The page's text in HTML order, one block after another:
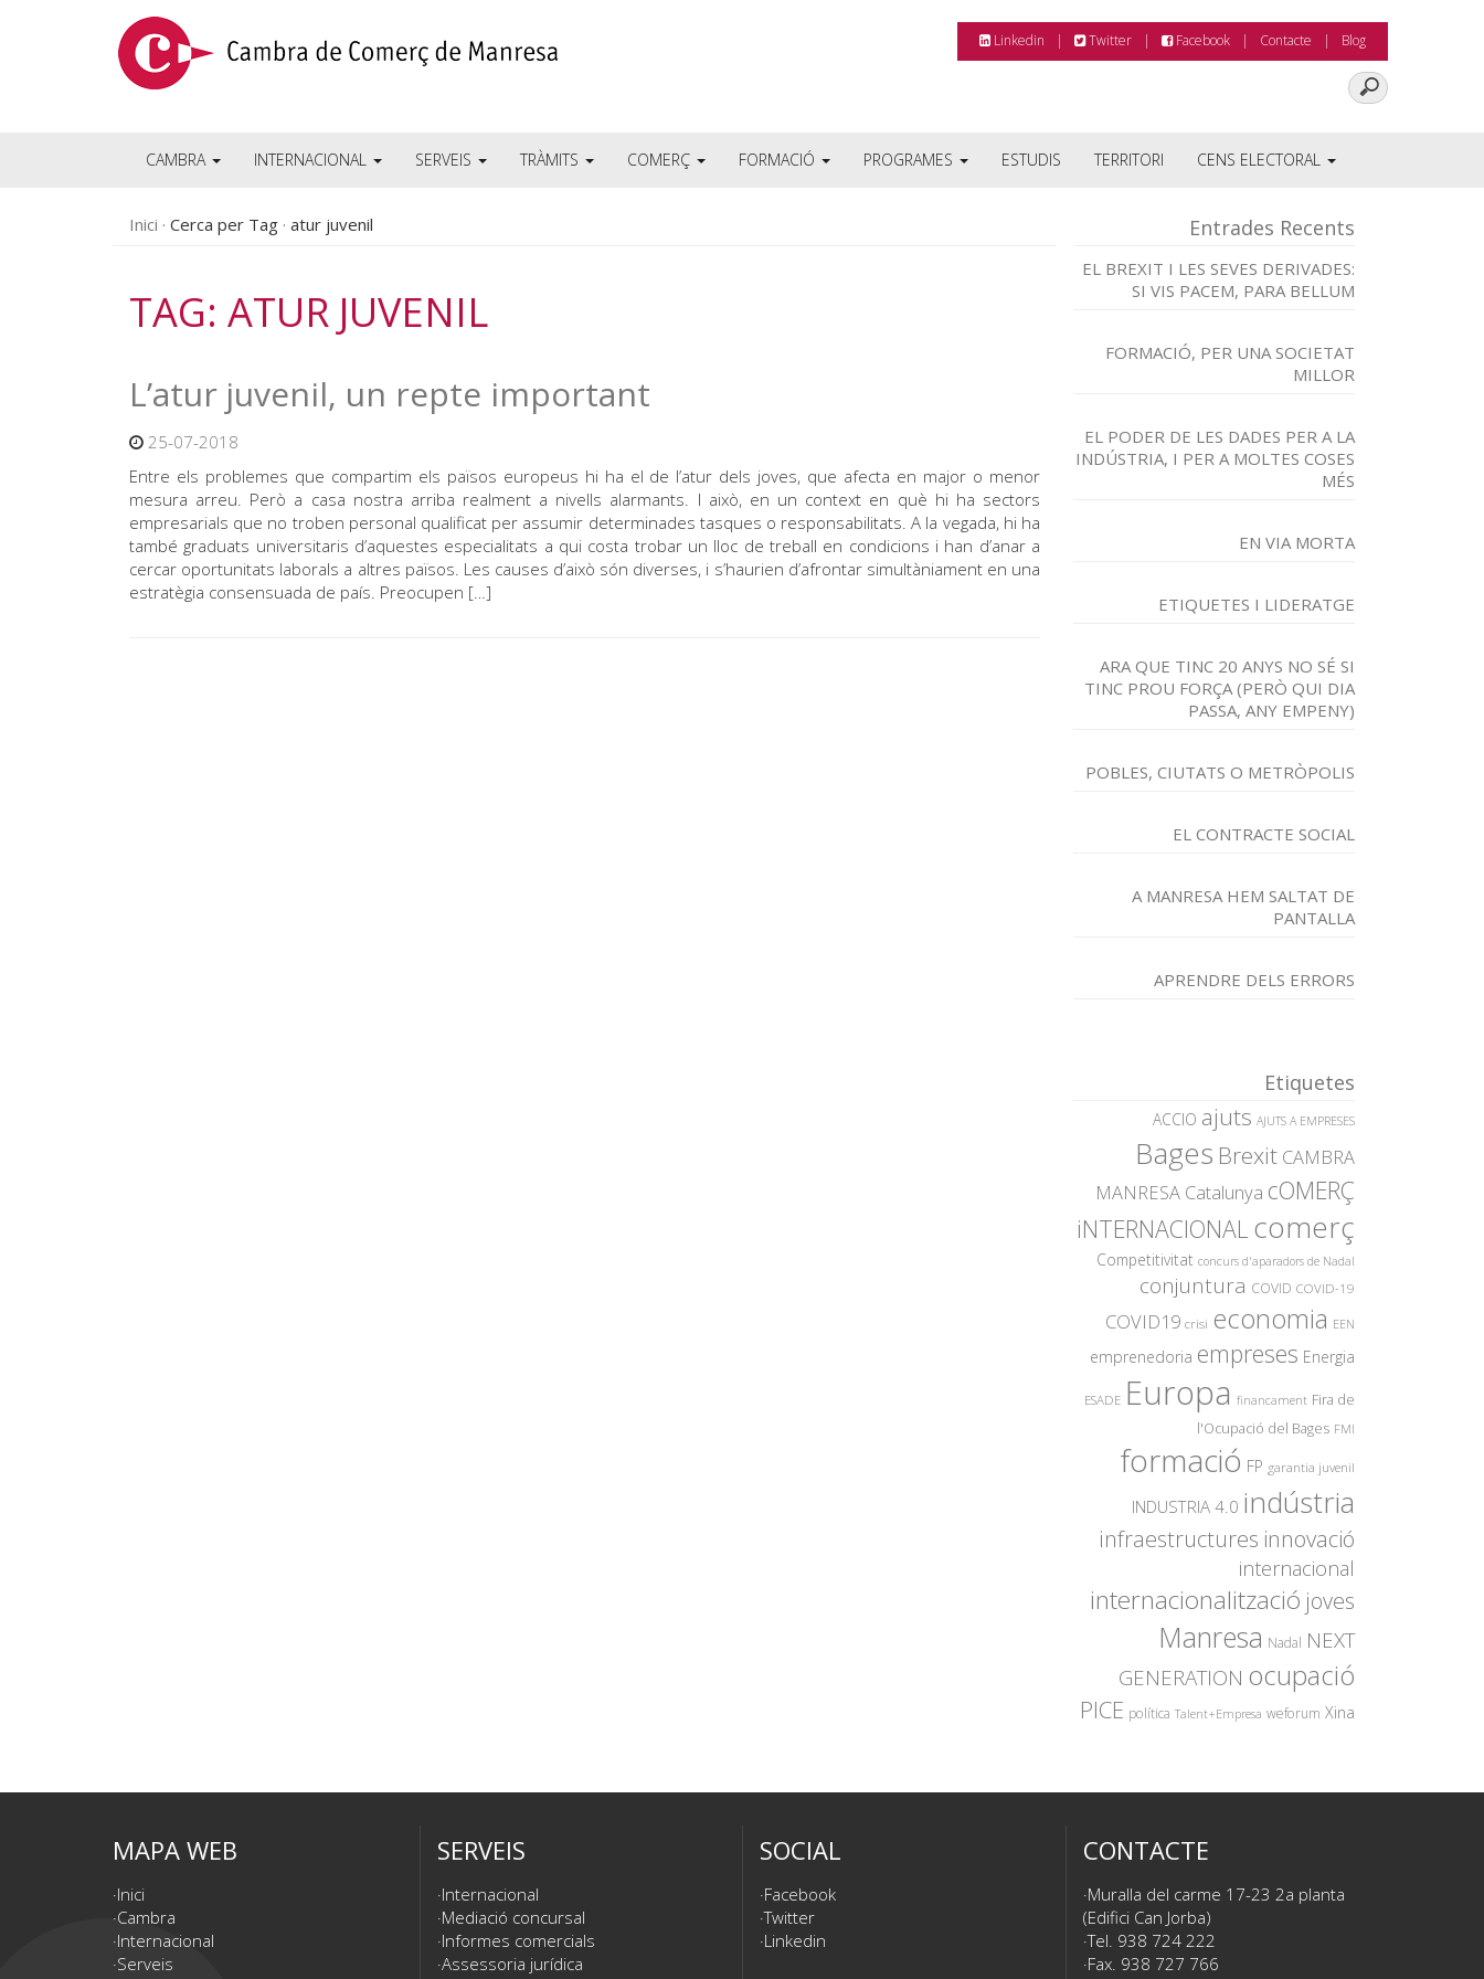
Linkedin Twitter Facebook Contacte Blog
CAMBRA INTERNACIONAL SERVEIS TRÀMITS COMERÇ FORMACIÓ PROGRAMES ESTUDIS TERRITORI CENS ELECTORAL
Inici Cerca per Tag atur juvenil
TAG: ATUR JUVENIL
L’atur juvenil, un repte important
25-07-2018
Entre els problemes que compartim els països europeus hi ha el de l’atur dels joves, que afecta en major o menor
mesura arreu. Però a casa nostra arriba realment a nivells alarmants. I això, en un context en què hi ha sectors
empresarials que no troben personal qualificat per assumir determinades tasques o responsabilitats. A la vegada, hi ha
també graduats universitaris d’aquestes especialitats a qui costa trobar un lloc de treball en condicions i han d’anar a
cercar oportunitats laborals a altres països. Les causes d’això són diverses, i s’haurien d’afrontar simultàniament en una
estratègia consensuada de país. Preocupen […]
Entrades Recents
EL BREXIT I LES SEVES DERIVADES:
SI VIS PACEM, PARA BELLUM
FORMACIÓ, PER UNA SOCIETAT
MILLOR
EL PODER DE LES DADES PER A LA
INDÚSTRIA, I PER A MOLTES COSES
MÉS
EN VIA MORTA
ETIQUETES I LIDERATGE
ARA QUE TINC 20 ANYS NO SÉ SI
TINC PROU FORÇA (PERÒ QUI DIA
PASSA, ANY EMPENY)
POBLES, CIUTATS O METRÒPOLIS
EL CONTRACTE SOCIAL
A MANRESA HEM SALTAT DE
PANTALLA
APRENDRE DELS ERRORS
Etiquetes
ACCIO ajuts AJUTS A EMPRESES
Bages Brexit CAMBRA
MANRESA Catalunya cOMERÇ
iNTERNACIONAL comerç
Competitivitat concurs d'aparadors de Nadal
conjuntura COVID COVID-19
COVID19 crisi economia EEN
emprenedoria empreses Energia
ESADE Europa financament Fira de
l'Ocupació del Bages FMI
formació FP garantia juvenil
INDUSTRIA 4.0 indústria
infraestructures innovació
internacional
internacionalització joves
Manresa Nadal NEXT
GENERATION ocupació
PICE política Talent+Empresa weforum Xina
MAPA WEB
Inici
Cambra
Internacional
Serveis
SERVEIS
Internacional
Mediació concursal
Informes comercials
Assessoria jurídica
SOCIAL
Facebook
Twitter
Linkedin
CONTACTE
Muralla del carme 17-23 2a planta
(Edifici Can Jorba)
Tel. 938 724 222
Fax. 938 727 766